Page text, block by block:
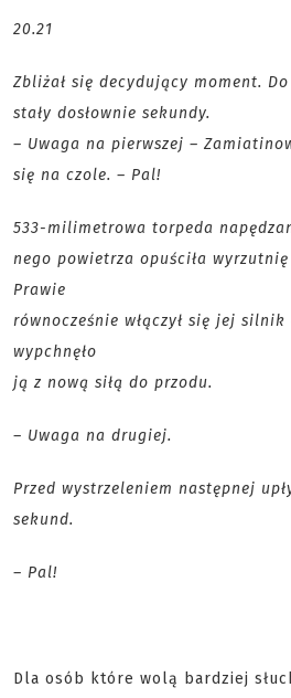
20.21
Zbliżał się decydujący moment.
stały dosłownie sekundy.
– Uwaga na pierwszej –
się na czole. – Pal!
533-milimetrowa torpeda
nego powietrza opuściła wyrzutnię
Prawie
równocześnie włączył się jej
wypchnęło
ją z nową siłą do przodu.
– Uwaga na drugiej.
Przed wystrzeleniem następnej
sekund.
– Pal!
Dla osób które wolą bardziej